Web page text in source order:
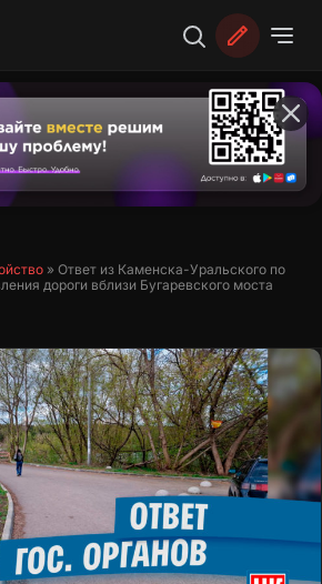
» Ответ из Каменска-Уральского по
дороги вблизи Бугаревского моста